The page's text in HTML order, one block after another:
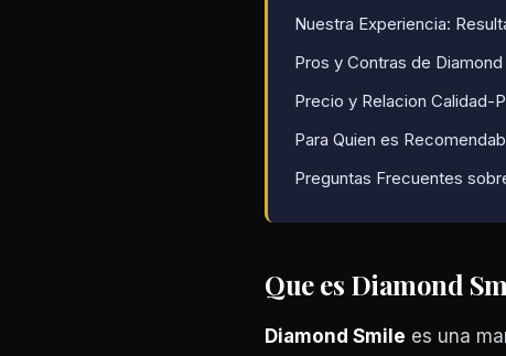
Nuestra Experiencia:
Pros y Contras de Diamond
Precio y Relacion Calidad-
Para Quien es
Preguntas Frecuentes
Que es Diamond
Diamond Smile es una